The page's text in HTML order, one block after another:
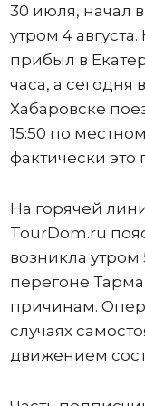
30 июля, начал
утром 4
прибыл в
часа, а сегодня
Хабаровске
15:50 по
фактически
На горячей
TourDom.ru
возникла утром
перегоне
причинам.
случаях
движением